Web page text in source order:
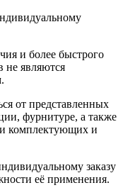
и более быстрого
не являются
от представленных
фурнитуре, а также
комплектующих и
заказу
её применения.